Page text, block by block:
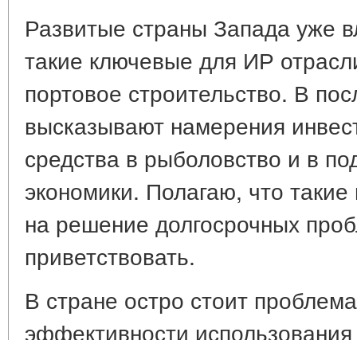
Развитые страны Запада уже
такие ключевые для ИР
портовое строительство. В
высказывают намерения
средства в рыболовство и в
экономики. Полагаю, что
на решение долгосрочных
приветствовать.
В стране остро стоит
эффективности